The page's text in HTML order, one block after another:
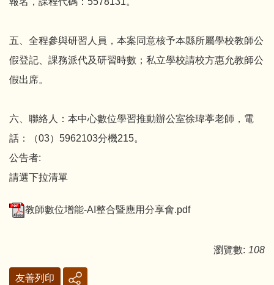
五、全程參與研習人員，本案同意核予本縣所屬學校教師公
假登記、課務派代及研習時數；私立學校請校方惠允教師公
假出席。
六、聯絡人：本中心數位學習推動辦公室徐瑋葶老師，電
話：（03）5962103分機215。
公告者:
請選下拉清單
教師數位增能-AI整合暨應用分享會.pdf
瀏覽數: 108
友善列印